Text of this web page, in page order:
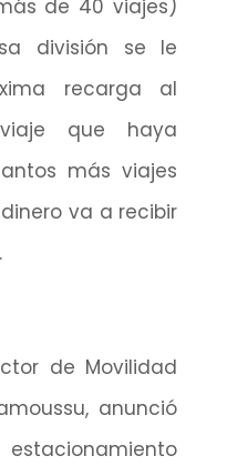
de 40 viajes)
división se le
recarga al
que haya
más viajes
va a recibir
de Movilidad
anunció